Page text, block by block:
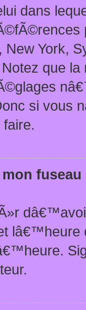
dans
New York,
que la
si vous